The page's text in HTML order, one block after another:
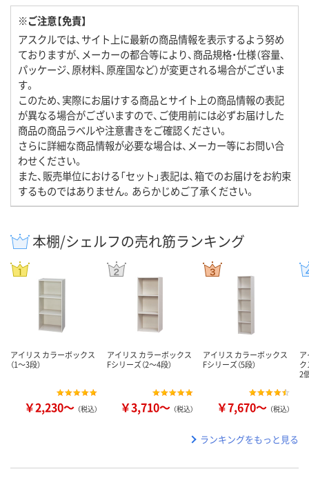
※ご注意【免責】
アスクルでは、サイト上に最新の商品情報を表示するよう努め
ておりますが、メーカーの都合等により、商品規格・仕様（容量、
パッケージ、原材料、原産国など）が変更される場合がございま
す。
このため、実際にお届けする商品とサイト上の商品情報の表記
が異なる場合がございますので、ご使用前には必ずお届けした
商品の商品ラベルや注意書きをご確認ください。
さらに詳細な商品情報が必要な場合は、メーカー等にお問い合
わせください。
また、販売単位における「セット」表記は、箱でのお届けをお約束
するものではありません。あらかじめご了承ください。
本棚/シェルフの売れ筋ランキング
アイリス カラーボックス
（1～3段）
￥2,230～ （税込）
アイリス カラーボックス
Fシリーズ（2～4段）
￥3,710～ （税込）
アイリス カラーボックス
Fシリーズ（5段）
￥7,670～ （税込）
2
ランキングをもっと見る